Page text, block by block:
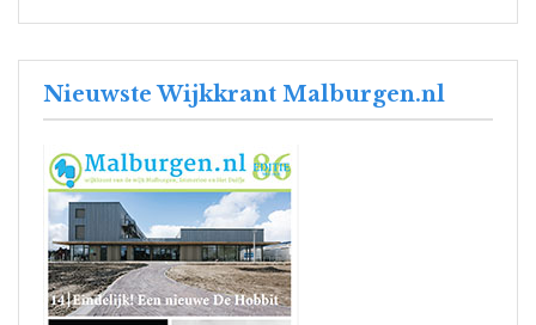
Nieuwste Wijkkrant Malburgen.nl